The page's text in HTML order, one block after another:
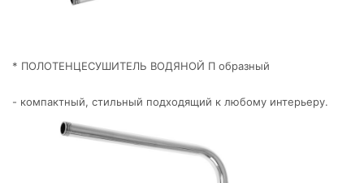
* ПОЛОТЕНЦЕСУШИТЕЛЬ ВОДЯНОЙ П образный
- компактный, стильный подходящий к любому интерьеру.